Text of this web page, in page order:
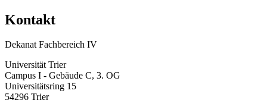
Kontakt
Dekanat Fachbereich IV
Universität Trier
Campus I - Gebäude C, 3. OG
Universitätsring 15
54296 Trier